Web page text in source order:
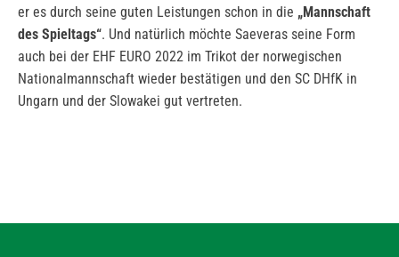
er es durch seine guten Leistungen schon in die „Mannschaft
des Spieltags“. Und natürlich möchte Saeveras seine Form
auch bei der EHF EURO 2022 im Trikot der norwegischen
Nationalmannschaft wieder bestätigen und den SC DHfK in
Ungarn und der Slowakei gut vertreten.